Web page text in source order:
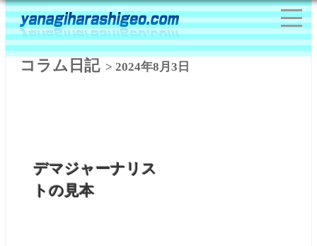
コラム日記> 2024年8月3日
デマジャーナリス
トの見本